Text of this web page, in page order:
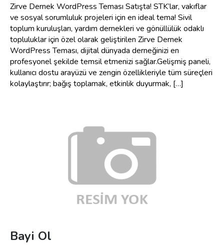
Zirve Dernek WordPress Teması Satışta! STK’lar, vakıflar
ve sosyal sorumluluk projeleri için en ideal tema! Sivil
toplum kuruluşları, yardım dernekleri ve gönüllülük odaklı
topluluklar için özel olarak geliştirilen Zirve Dernek
WordPress Teması, dijital dünyada derneğinizi en
profesyonel şekilde temsil etmenizi sağlar.Gelişmiş paneli,
kullanıcı dostu arayüzü ve zengin özellikleriyle tüm süreçleri
kolaylaştırır; bağış toplamak, etkinlik duyurmak, […]
Bayi Ol